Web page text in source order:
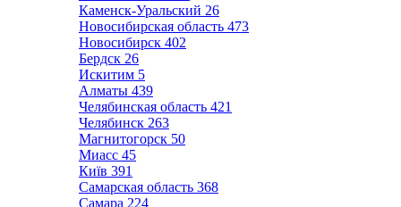
Каменск-Уральский 26
Новосибирская область 473
Новосибирск 402
Бердск 26
Искитим 5
Алматы 439
Челябинская область 421
Челябинск 263
Магнитогорск 50
Миасс 45
Київ 391
Самарская область 368
Самара 224